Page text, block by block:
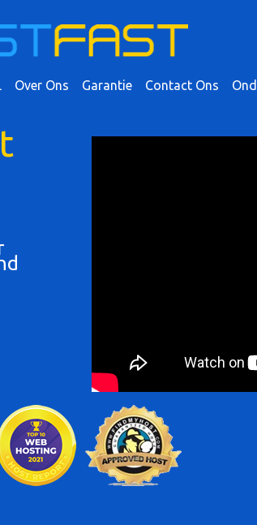
Over Ons Garantie Contact Ons